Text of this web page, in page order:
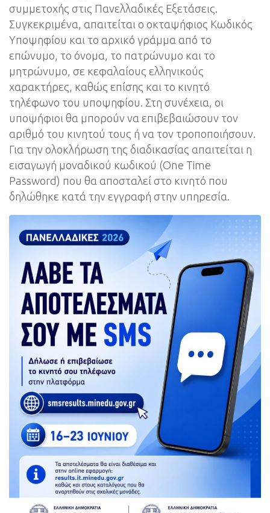
συμμετοχής στις Πανελλαδικές Εξετάσεις.
Συγκεκριμένα, απαιτείται ο οκταψήφιος Κωδικός
Υποψηφίου και το αρχικό γράμμα από το
επώνυμο, το όνομα, το πατρώνυμο και το
μητρώνυμο, σε κεφαλαίους ελληνικούς
χαρακτήρες, καθώς επίσης και το κινητό
τηλέφωνο του υποψηφίου. Στη συνέχεια, οι
υποψήφιοι θα μπορούν να επιβεβαιώσουν τον
αριθμό του κινητού τους ή να τον τροποποιήσουν.
Για την ολοκλήρωση της διαδικασίας απαιτείται η
εισαγωγή μοναδικού κωδικού (One Time
Password) που θα αποσταλεί στο κινητό που
δηλώθηκε κατά την εγγραφή στην υπηρεσία.